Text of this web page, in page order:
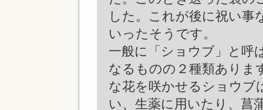
した。これが後に祝い事
いったそうです。
一般に「ショウブ」と呼
なるものの２種類ありま
な花を咲かせるショウブ
い、生薬に用いたり、菖